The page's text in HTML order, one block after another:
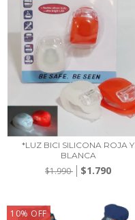
*LUZ BICI SILICONA ROJA Y
BLANCA
$1.990 $1.790
10% OFF